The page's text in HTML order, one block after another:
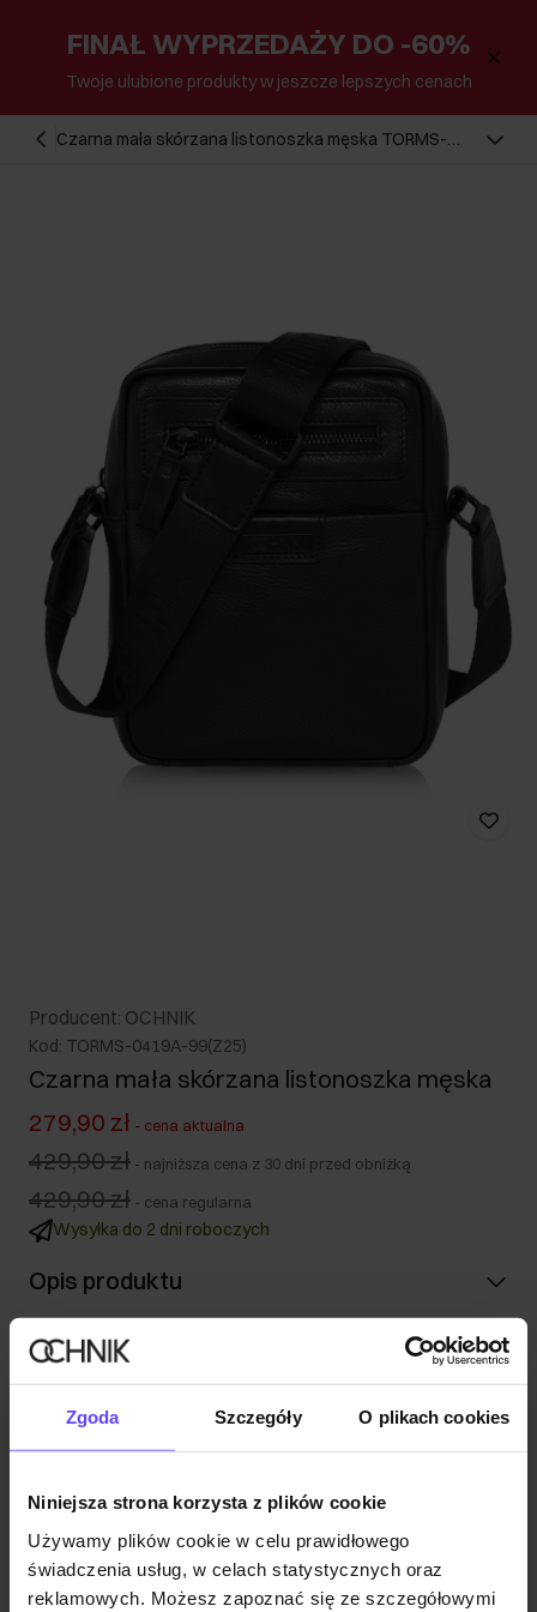
Zgoda Szczegóły O plikach cookies
Niniejsza strona korzysta z plików cookie
Używamy plików cookie w celu prawidłowego
świadczenia usług, w celach statystycznych oraz
reklamowych. Możesz zapoznać się ze szczegółowymi
FINAŁ WYPRZEDAŻY DO -60%
Twoje ulubione produkty w jeszcze lepszych cenach
Czarna mała skórzana listonoszka męska TORMS-
Producent: OCHNIK
Kod: TORMS-0419A-99(Z25)
Czarna mała skórzana listonoszka męska
279,90 zł - cena aktualna
429,90 zł - najniższa cena z 30 dni przed obniżką
429,90 zł - cena regularna
Wysyłka do 2 dni roboczych
Opis produktu
Szczegóły
Skład i wymiary
Opinie